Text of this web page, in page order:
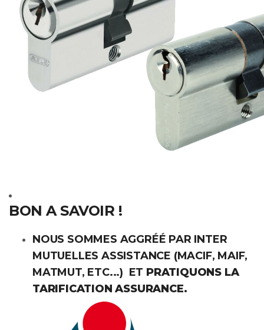
BON A SAVOIR !
NOUS SOMMES AGGRÉÉ PAR INTER
MUTUELLES ASSISTANCE (MACIF, MAIF,
MATMUT, ETC...) ET PRATIQUONS LA
TARIFICATION ASSURANCE.